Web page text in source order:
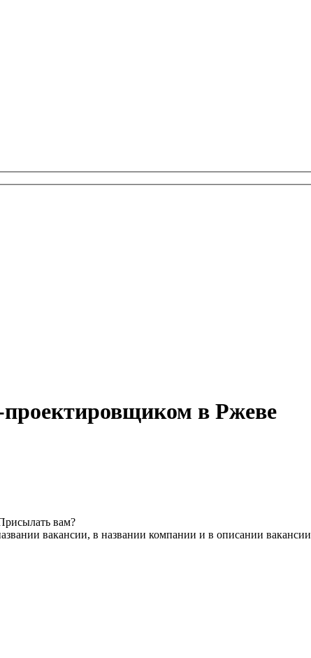
в Ржеве
вам?
вакансии, в названии компании и в описании вакансии